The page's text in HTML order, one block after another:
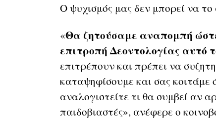
Ο ψυχισμός μας δεν μπορεί να
«Θα ζητούσαμε αναπομπή
επιτροπή Δεοντολογίας αυτό
επιτρέπουν και πρέπει να
καταψηφίσουμε και σας
αναλογιστείτε τι θα συμβεί αν
παιδοβιαστές», ανέφερε ο